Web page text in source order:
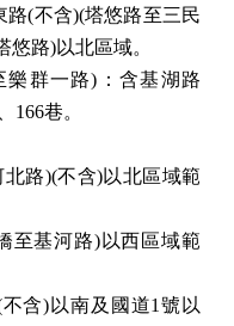
(不含)(塔悠路至三民
路)以北區域。
樂群一路)：含基湖路
166巷。
路)(不含)以北區域範
至基河路)以西區域範
含)以南及國道1號以